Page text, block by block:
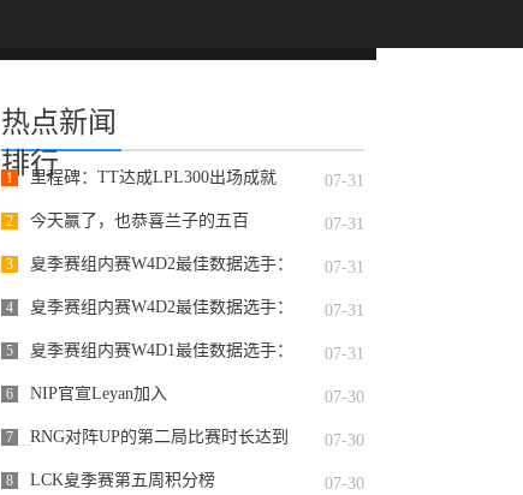
热点新闻
排行
1 里程碑：TT达成LPL300出场成就 07-31
2 今天赢了，也恭喜兰子的五百 07-31
3
夏季赛组内赛W4D2最佳数据选手：
07-31
4
夏季赛组内赛W4D2最佳数据选手：
07-31
5
夏季赛组内赛W4D1最佳数据选手：
07-31
6 NIP官宣Leyan加入 07-30
7
RNG对阵UP的第二局比赛时长达到
07-30
8 LCK夏季赛第五周积分榜 07-30